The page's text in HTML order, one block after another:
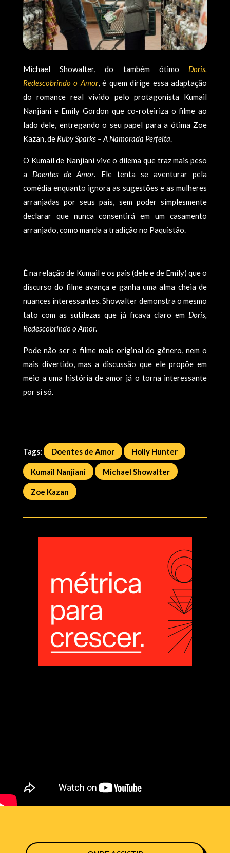
Michael Showalter, do também ótimo Doris,
Redescobrindo o Amor, é quem dirige essa adaptação
do romance real vivido pelo protagonista Kumail
Nanjiani e Emily Gordon que co-roteiriza o filme ao
lado dele, entregando o seu papel para a ótima Zoe
Kazan, de Ruby Sparks – A Namorada Perfeita
O Kumail de Nanjiani vive o dilema que traz mais peso
a Doentes de Amor. Ele tenta se aventurar pela
comédia enquanto ignora as sugestões e as mulheres
arranjadas por seus pais, sem poder simplesmente
declarar que nunca consentirá em um casamento
arranjado, como manda a tradição no Paquistão.
É na relação de Kumail e os pais (dele e de Emily) que o
discurso do filme avança e ganha uma alma cheia de
nuances interessantes. Showalter demonstra o mesmo
tato com as sutilezas que já ficava claro em Doris,
Redescobrindo o Amor.
Pode não ser o filme mais original do gênero, nem o
mais divertido, mas a discussão que ele propõe em
meio a uma história de amor já o torna interessante
por si só.
Tags: Doentes de Amor Holly Hunter
Kumail Nanjiani Michael Showalter
Zoe Kazan